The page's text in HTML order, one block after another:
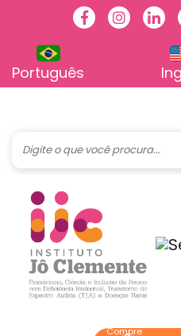
Facebook
Português